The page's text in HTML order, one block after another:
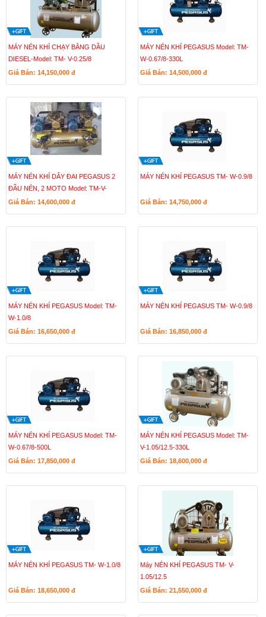
MÁY NÉN KHÍ CHẠY BẰNG DẦU
DIESEL-Model: TM- V-0.25/8
Giá Bán: 14,150,000 đ
MÁY NÉN KHÍ PEGASUS Model: TM-
W-0.67/8-330L
Giá Bán: 14,500,000 đ
MÁY NÉN KHÍ DÂY ĐAI PEGASUS 2
ĐẦU NÉN, 2 MOTO Model: TM-V-
0.25/12.5 x2-230L
Giá Bán: 14,600,000 đ
MÁY NÉN KHÍ PEGASUS TM- W-0.9/8
Giá Bán: 14,750,000 đ
MÁY NÉN KHÍ PEGASUS Model: TM-
W-1.0/8
Giá Bán: 16,650,000 đ
MÁY NÉN KHÍ PEGASUS TM- W-0.9/8
Giá Bán: 16,850,000 đ
MÁY NÉN KHÍ PEGASUS Model: TM-
W-0.67/8-500L
Giá Bán: 17,850,000 đ
MÁY NÉN KHÍ PEGASUS Model: TM-
V-1.05/12.5-330L
Giá Bán: 18,600,000 đ
MÁY NÉN KHÍ PEGASUS TM- W-1.0/8
Giá Bán: 18,650,000 đ
Máy NÉN KHÍ PEGASUS TM- V-
1.05/12.5
Giá Bán: 21,550,000 đ